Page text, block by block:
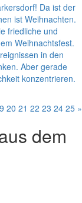
Da ist der
ist Weihnachten.
friedliche und
Weihnachtsfest.
in den
Aber gerade
konzentrieren.
20 21 22 23 24 25 »
dem